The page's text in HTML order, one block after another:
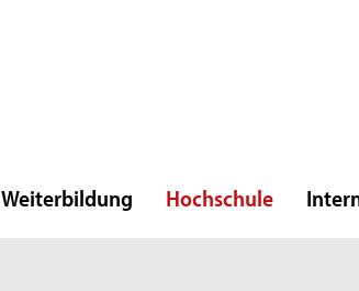
Weiterbildung Hochschule